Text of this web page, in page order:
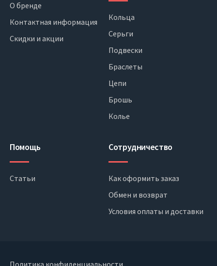
О бренде
Контактная информация
Скидки и акции
Кольца
Серьги
Подвески
Браслеты
Цепи
Брошь
Колье
Помощь
Статьи
Сотрудничество
Как оформить заказ
Обмен и возврат
Условия оплаты и доставки